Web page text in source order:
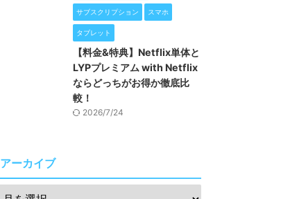
サブスクリプション スマホ
タブレット
【料金&特典】Netflix単体と
LYPプレミアム with Netflix
ならどっちがお得か徹底比
較！
2026/7/24
アーカイブ